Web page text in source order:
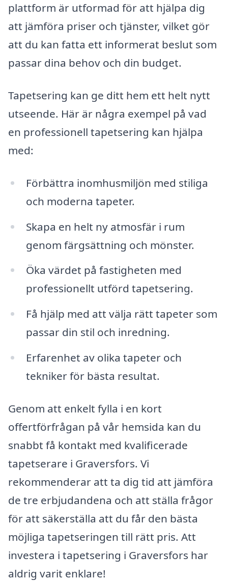
plattform är utformad för att hjälpa dig
att jämföra priser och tjänster, vilket gör
att du kan fatta ett informerat beslut som
passar dina behov och din budget.
Tapetsering kan ge ditt hem ett helt nytt
utseende. Här är några exempel på vad
en professionell tapetsering kan hjälpa
med:
Förbättra inomhusmiljön med stiliga
och moderna tapeter.
Skapa en helt ny atmosfär i rum
genom färgsättning och mönster.
Öka värdet på fastigheten med
professionellt utförd tapetsering.
Få hjälp med att välja rätt tapeter som
passar din stil och inredning.
Erfarenhet av olika tapeter och
tekniker för bästa resultat.
Genom att enkelt fylla i en kort
offertförfrågan på vår hemsida kan du
snabbt få kontakt med kvalificerade
tapetserare i Graversfors. Vi
rekommenderar att ta dig tid att jämföra
de tre erbjudandena och att ställa frågor
för att säkerställa att du får den bästa
möjliga tapetseringen till rätt pris. Att
investera i tapetsering i Graversfors har
aldrig varit enklare!